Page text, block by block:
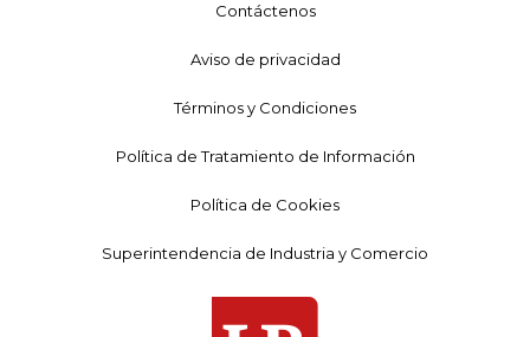
Contáctenos
Aviso de privacidad
Términos y Condiciones
Política de Tratamiento de Información
Política de Cookies
Superintendencia de Industria y Comercio